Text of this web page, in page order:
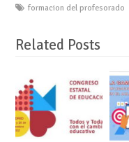
formacion del profesorado
Related Posts